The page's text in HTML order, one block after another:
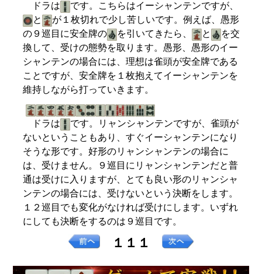
ドラは
です。こちらはイーシャンテンですが、
と
が１枚切れで少し苦しいです。例えば、愚形
の９巡目に安全牌の
を引いてきたら、 と
を交
換して、受けの態勢を取ります。愚形、愚形のイー
シャンテンの場合には、理想は雀頭が安全牌である
ことですが、安全牌を１枚抱えてイーシャンテンを
維持しながら打っていきます。
ドラは
です。リャンシャンテンですが、雀頭が
ないということもあり、すぐイーシャンテンになり
そうな形です。好形のリャンシャンテンの場合に
は、受けません。９巡目にリャンシャンテンだと普
通は受けに入りますが、とても良い形のリャンシャ
ンテンの場合には、受けないという決断をします。
１２巡目でも変化がなければ受けにします。いずれ
にしても決断をするのは９巡目です。
１１１